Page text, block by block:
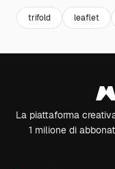
trifold leaflet
La piattaforma
1 milione di